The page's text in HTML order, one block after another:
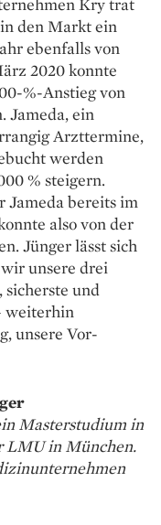
Kry trat
den Markt ein
ebenfalls von
2020 ­konnte
%-Anstieg von
Jameda, ein
Arzttermine,
werden
% steigern.
Jameda bereits im
also von der
Jünger lässt sich
unsere drei
und
weiterhin
unsere Vor­
Masterstudium in
LMU inMünchen.